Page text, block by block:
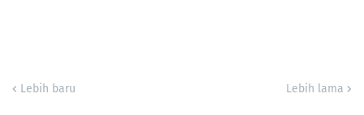
Lebih baru Lebih lama